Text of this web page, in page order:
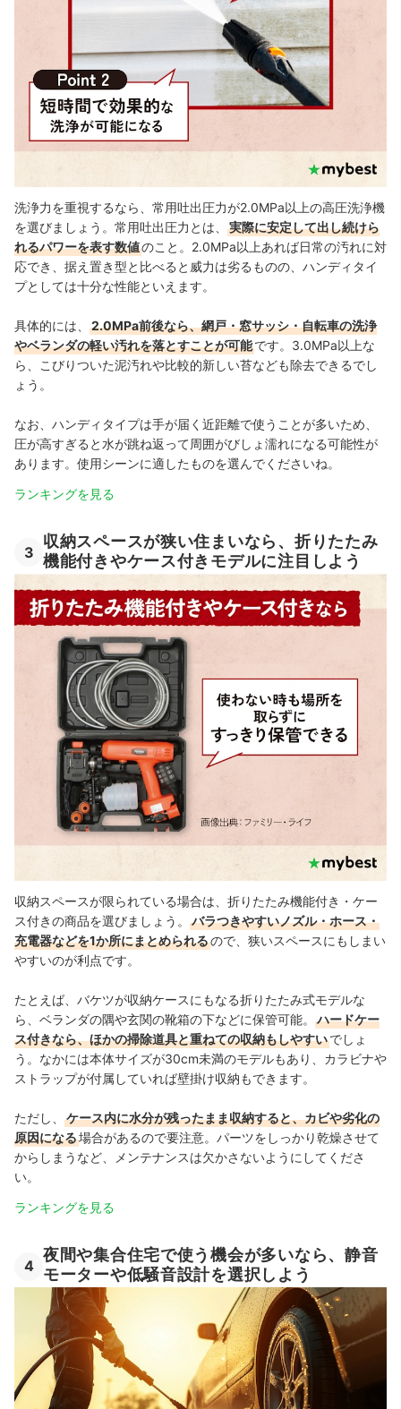
洗浄力を重視するなら、常用吐出圧力が2.0MPa以上の高圧洗浄機
を選びましょう。常用吐出圧力とは、
実際に安定して出し続けら
れるパワーを表す数値のこと。2.0MPa以上あれば日常の汚れに対
応でき、据え置き型と比べると威力は劣るものの、ハンディタイ
プとしては十分な性能といえます。
具体的には、
2.0MPa前後なら、網戸・窓サッシ・自転車の洗浄
やベランダの軽い汚れを落とすことが可能です。 3.0MPa以上な
ら、
こびりついた泥汚れや比較的新しい苔なども除去できるでし
ょう。
なお、ハンディタイプは手が届く近距離で使うことが多いため、
圧が高すぎると水が跳ね返って周囲がびしょ濡れになる可能性が
あります。使用シーンに適したものを選んでくださいね。
ランキングを見る
3
収納スペースが狭い住まいなら、折りたたみ
機能付きやケース付きモデルに注目しよう
収納スペースが限られている場合は、折りたたみ機能付き・ケー
ス付きの商品を選びましょう。
バラつきやすいノズル・ホース・
充電器などを1か所にまとめられるので、狭いスペースにもしまい
やすいのが利点です。
たとえば、バケツが収納ケースにもなる折りたたみ式モデルな
ら、ベランダの隅や玄関の靴箱の下などに保管可能。
ハードケー
ス付きなら、ほかの掃除道具と重ねての収納もしやすいでしょ
う。なかには本体サイズが30cm未満のモデルもあり、カラビナや
ストラップが付属していれば壁掛け収納もできます。
ただし、
ケース内に水分が残ったまま収納すると、カビや劣化の
原因になる場合があるので要注意。パーツをしっかり乾燥させて
からしまうなど、メンテナンスは欠かさないようにしてくださ
い。
ランキングを見る
4
夜間や集合住宅で使う機会が多いなら、静音
モーターや低騒音設計を選択しよう